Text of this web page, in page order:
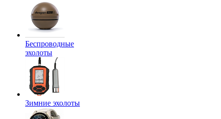
Беспроводные
эхолоты
Зимние эхолоты